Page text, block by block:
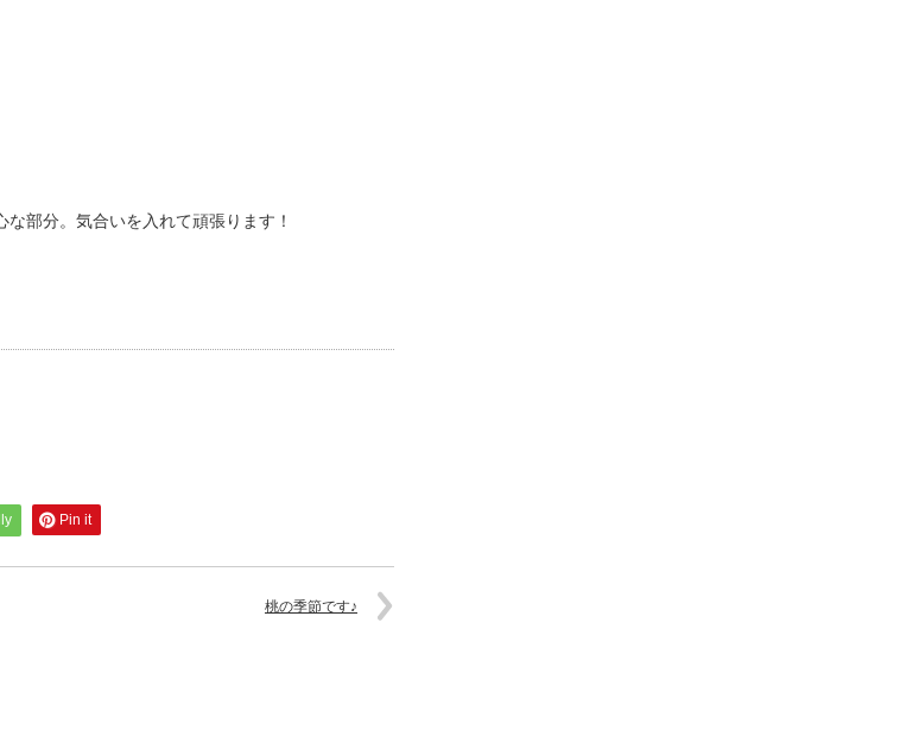
部分。気合いを入れて頑張ります！
Pin it
桃の季節です♪